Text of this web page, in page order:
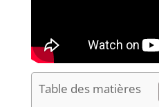
Table des matières